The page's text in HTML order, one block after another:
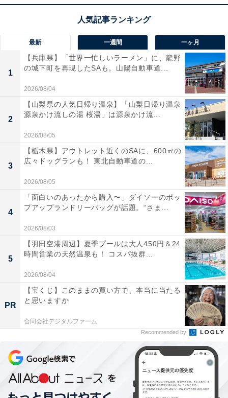
最新 一週間 一ヶ月
1
【兵庫県】「世界一忙しいラーメン」に、龍野
の城下町を再現したSAも。山陽自動車道...
2026/08/04
2
【山梨県の人気日帰り温泉】「山梨日帰り温泉
源泉かけ流しの湯 桜湯」は源泉かけ流...
2026/08/05
3
【栃木県】アウトレット近くのSAに、600㎡の
広々ドッグランも！ 東北自動車道の...
2026/08/05
4
「面白いのあったから購入〜」ダイソーのポッ
プアップランドリーバッグが話題。“さま...
2026/08/03
5
【羽田空港周辺】夏季プールは大人450円＆24
時間営業の天然温泉も！ コスパ抜群...
2026/08/04
PR
【宝くじ】このままの買い方で、本当に当たる
と思いますか
合同会社デジタルファーム
Recommended by